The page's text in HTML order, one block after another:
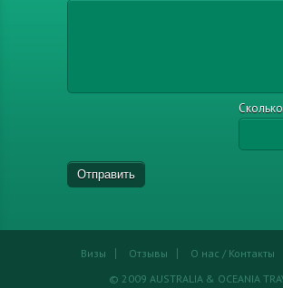
Визы Отзывы О нас / Контакты
© 2009 AUSTRALIA & OCEANIA